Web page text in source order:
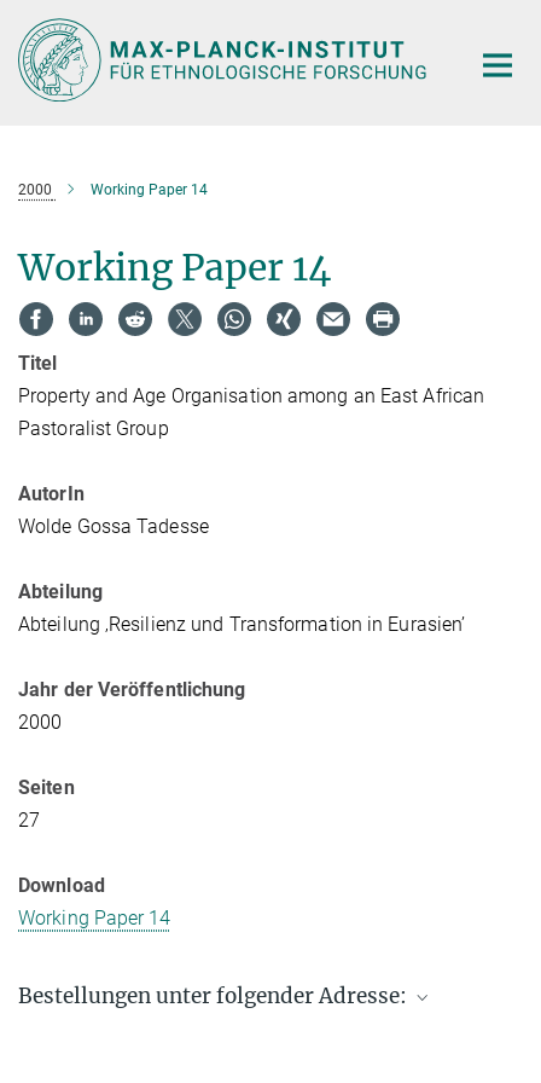
Hauptinhalt
2000 Working Paper 14
Working Paper 14
Titel
Property and Age Organisation among an East African
Pastoralist Group
AutorIn
Wolde Gossa Tadesse
Abteilung
Abteilung ‚Resilienz und Transformation in Eurasien’
Jahr der Veröffentlichung
2000
Seiten
27
Download
Working Paper 14
Bestellungen unter folgender Adresse: